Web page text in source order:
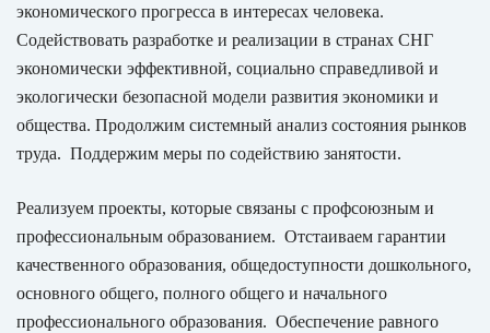
экономического прогресса в интересах человека.
Содействовать разработке и реализации в странах СНГ
экономически эффективной, социально справедливой и
экологически безопасной модели развития экономики и
общества. Продолжим системный анализ состояния рынков
труда. Поддержим меры по содействию занятости.
Реализуем проекты, которые связаны с профсоюзным и
профессиональным образованием. Отстаиваем гарантии
качественного образования, общедоступности дошкольного,
основного общего, полного общего и начального
профессионального образования. Обеспечение равного